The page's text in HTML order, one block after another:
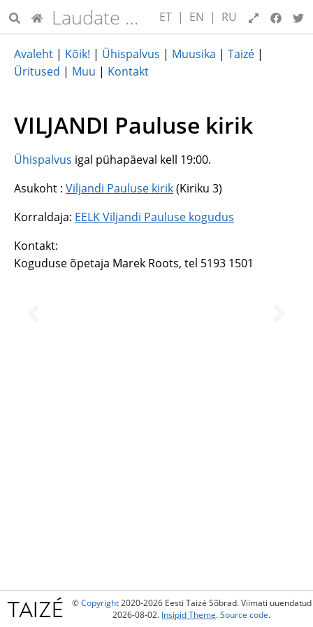
Laudate Dominum ET | EN | RU
Avaleht | Kõik! | Ühispalvus | Muusika | Taizé |
Üritused | Muu | Kontakt
VILJANDI Pauluse kirik
Ühispalvus igal pühapäeval kell 19:00.
Asukoht : Viljandi Pauluse kirik(Kiriku 3)
Korraldaja: EELK Viljandi Pauluse kogudus
Kontakt:
Koguduse õpetaja Marek Roots, tel 5193 1501
©Copyright2020-2026 Eesti Taizé Sõbrad. Viimati uuendatud
2026-08-02. Insipid Theme.Source code.